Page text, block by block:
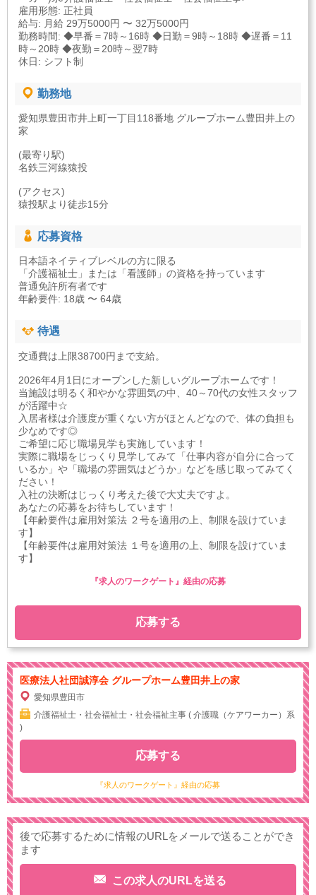
雇用形態: 正社員
給与: 月給 29万5000円 〜 32万5000円
勤務時間: ◆早番＝7時～16時 ◆日勤＝9時～18時 ◆遅番＝11
時～20時 ◆夜勤＝20時～翌7時
休日: シフト制
勤務地
愛知県豊田市井上町一丁目118番地 グループホーム豊田井上の
家
(最寄り駅)
名鉄三河線猿投
(アクセス)
猿投駅より徒歩15分
応募資格
日本語ネイティブレベルの方に限る
「介護福祉士」または「看護師」の資格を持っています
普通免許所有者です
年齢要件: 18歳 〜 64歳
待遇
交通費は上限38700円まで支給。
2026年4月1日にオープンした新しいグループホームです！
当施設は明るく和やかな雰囲気の中、40～70代の女性スタッフ
が活躍中☆
入居者様は介護度が重くない方がほとんどなので、体の負担も
少なめです◎
ご希望に応じ職場見学も実施しています！
実際に職場をじっくり見学してみて「仕事内容が自分に合って
いるか」や「職場の雰囲気はどうか」などを感じ取ってみてく
ださい！
入社の決断はじっくり考えた後で大丈夫ですよ。
あなたの応募をお待ちしています！
【年齢要件は雇用対策法 ２号を適用の上、制限を設けていま
す】
【年齢要件は雇用対策法 １号を適用の上、制限を設けていま
す】
応募する
『求人のワークゲート』経由の応募
医療法人社団誠淳会 グループホーム豊田井上の家
愛知県豊田市
介護福祉士・社会福祉士・社会福祉主事 ( 介護職（ケアワーカー）系
)
『求人のワークゲート』経由の応募
応募する
後で応募するために情報のURLをメールで送ることができ
ます
この求人のURLを送る